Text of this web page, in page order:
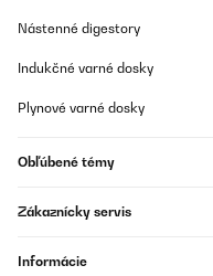
Nástenné digestory
Indukčné varné dosky
Plynové varné dosky
Obľúbené témy
Zákaznícky servis
Informácie